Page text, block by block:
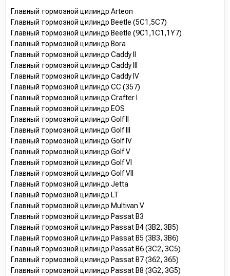
Главный тормозной цилиндр Arteon
Главный тормозной цилиндр Beetle (5C1,5C7)
Главный тормозной цилиндр Beetle (9C1,1C1,1Y7)
Главный тормозной цилиндр Bora
Главный тормозной цилиндр Caddy II
Главный тормозной цилиндр Caddy III
Главный тормозной цилиндр Caddy IV
Главный тормозной цилиндр CC (357)
Главный тормозной цилиндр Crafter I
Главный тормозной цилиндр EOS
Главный тормозной цилиндр Golf II
Главный тормозной цилиндр Golf III
Главный тормозной цилиндр Golf IV
Главный тормозной цилиндр Golf V
Главный тормозной цилиндр Golf VI
Главный тормозной цилиндр Golf VII
Главный тормозной цилиндр Jetta
Главный тормозной цилиндр LT
Главный тормозной цилиндр Multivan V
Главный тормозной цилиндр Passat B3
Главный тормозной цилиндр Passat B4 (3B2, 3B5)
Главный тормозной цилиндр Passat B5 (3B3, 3B6)
Главный тормозной цилиндр Passat B6 (3C2, 3C5)
Главный тормозной цилиндр Passat B7 (362, 365)
Главный тормозной цилиндр Passat B8 (3G2, 3G5)